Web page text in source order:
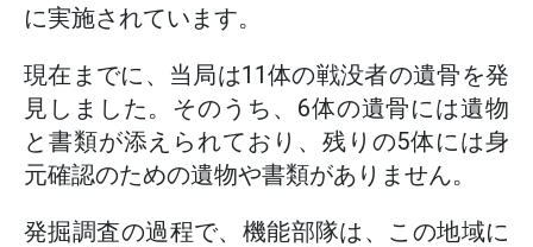
に実施されています。
現在までに、当局は11体の戦没者の遺骨を発
見しました。そのうち、6体の遺骨には遺物
と書類が添えられており、残りの5体には身
元確認のための遺物や書類がありません。
発掘調査の過程で、機能部隊は、この地域に